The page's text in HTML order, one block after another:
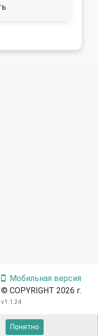
Мобильная версия
© COPYRIGHT 2026 г.
v1.1.24
Понятно